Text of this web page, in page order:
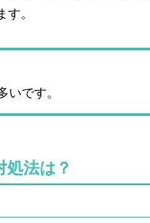
。
いです。
処法は？